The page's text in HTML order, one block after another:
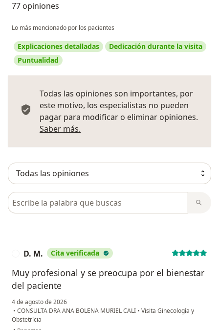
77 opiniones
Lo más mencionado por los pacientes
Explicaciones detalladas
Dedicación durante la visita
Puntualidad
Todas las opiniones son importantes, por
este motivo, los especialistas no pueden
pagar para modificar o eliminar opiniones.
Saber más.
Busca en opiniones
D. M. Cita verificada
Muy profesional y se preocupa por el bienestar
del paciente
4 de agosto de 2026
• CONSULTA DRA ANA BOLENA MURIEL CALI • Visita Ginecología y
Obstetrícia
en opinión del usuario D. M.